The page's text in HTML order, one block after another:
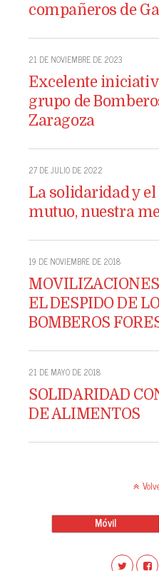
compañeros de
21 DE NOVIEMBRE DE 2023
Excelente
grupo de
Zaragoza
27 DE JULIO DE 2022
La solidaridad y el
mutuo, nuestra
19 DE NOVIEMBRE DE 2018
EL DESPIDO DE
BOMBEROS
21 DE MAYO DE 2018
SOLIDARIDAD
DE ALIMENTOS
Móvil